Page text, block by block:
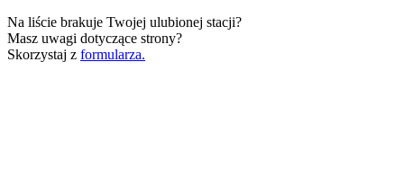
Na liście brakuje Twojej ulubionej stacji?
Masz uwagi dotyczące strony?
Skorzystaj z formularza.